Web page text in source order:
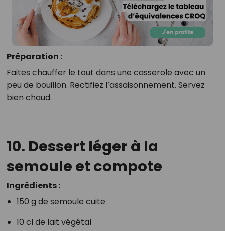
Préparation :
Faites chauffer le tout dans une casserole avec un
peu de bouillon. Rectifiez l’assaisonnement. Servez
bien chaud.
10. Dessert léger à la
semoule et compote
Ingrédients :
150 g de semoule cuite
10 cl de lait végétal